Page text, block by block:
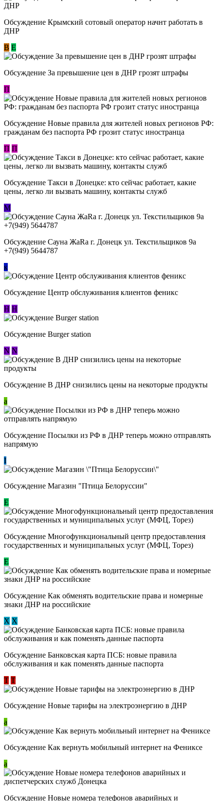
Обсуждение Крымский сотовый оператор начнт работать в
ДНР
В E
Обсуждение За превышение цен в ДНР грозят штрафы
П
Обсуждение Новые правила для жителей новых регионов РФ:
гражданам без паспорта РФ грозит статус иностранца
П П
Обсуждение ​Такси в Донецке: кто сейчас работает, какие
цены, легко ли вызвать машину, контакты служб
М
Обсуждение Сауна ЖаRa г. Донецк ул. Текстильщиков 9а
+7(949) 5644787
к
Обсуждение Центр обслуживания клиентов феникс
Н Н
Обсуждение Burger station
N N
Обсуждение В ДНР снизились цены на некоторые продукты
a
Обсуждение Посылки из РФ в ДНР теперь можно отправлять
напрямую
I
Обсуждение Магазин "Птица Белоруссии"
Е
Обсуждение Многофункциональный центр предоставления
государственных и муниципальных услуг (МФЦ, Торез)
E
Обсуждение ​Как обменять водительские права и номерные
знаки ДНР на российские
Х Х
Обсуждение ​Банковская карта ПСБ: новые правила
обслуживания и как поменять данные паспорта
Т Т
Обсуждение Новые тарифы на электроэнергию в ДНР
a
Обсуждение Как вернуть мобильный интернет на Фениксе
a
Обсуждение Новые номера телефонов аварийных и